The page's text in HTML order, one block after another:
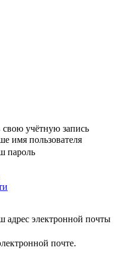
учётную запись
имя пользователя
пароль
адрес электронной почты
почте.